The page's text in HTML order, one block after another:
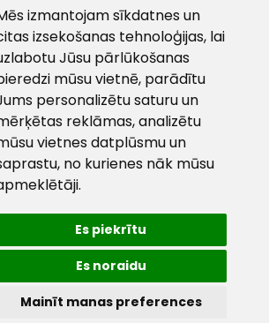
izmantojam sīkdatnes un
izsekošanas tehnoloģijas, lai
Jūsu pārlūkošanas
mūsu vietnē, parādītu
personalizētu saturu un
reklāmas, analizētu
vietnes datplūsmu un
no kurienes nāk mūsu
Es piekrītu
Es noraidu
Mainīt manas preferences
8:00 - 17:00